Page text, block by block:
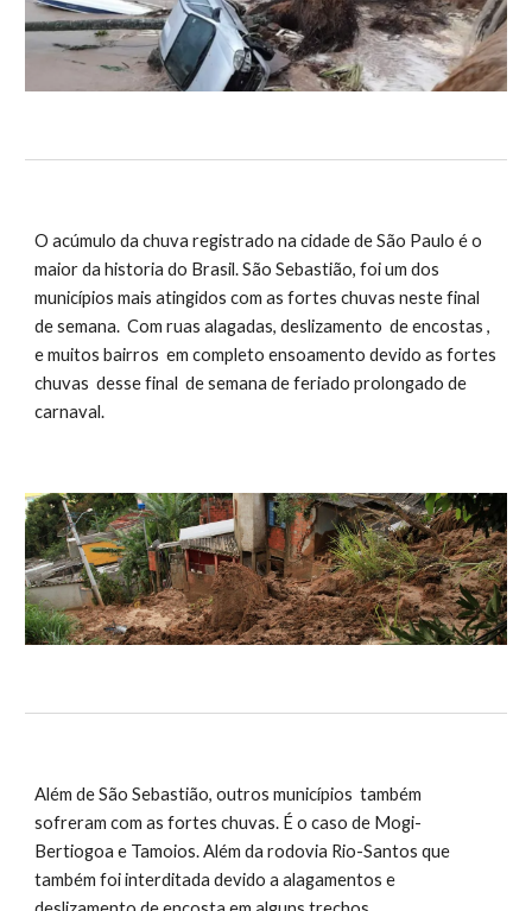
O acúmulo da chuva registrado na cidade de São Paulo é o
maior da historia do Brasil. São Sebastião, foi um dos
municípios mais atingidos com as fortes chuvas neste final
de semana. Com ruas alagadas, deslizamento de encostas ,
e muitos bairros em completo ensoamento devido as fortes
chuvas desse final de semana de feriado prolongado de
carnaval.
Além de São Sebastião, outros municípios também
sofreram com as fortes chuvas. É o caso de Mogi-
Bertiogoa e Tamoios. Além da rodovia Rio-Santos que
também foi interditada devido a alagamentos e